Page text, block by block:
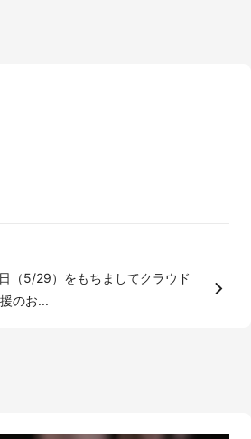
（5/29）をもちましてクラウド
のお...